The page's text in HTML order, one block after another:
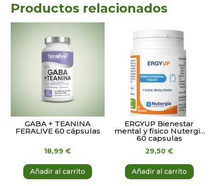
Productos relacionados
GABA + TEANINA
FERALIVE 60 cápsulas
18,99€
Añadir al carrito
ERGYUP Bienestar
mental y físico Nutergia
60 capsulas
29,50 €
Añadir al carrito